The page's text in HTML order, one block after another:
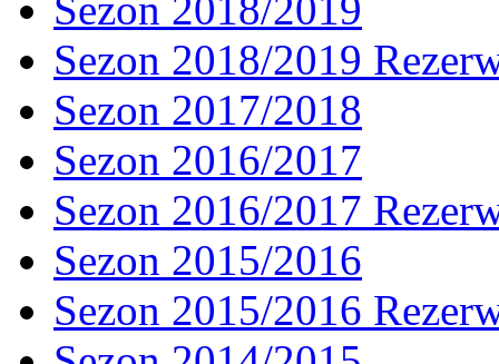
Sezon 2018/2019
Sezon 2017/2018
Sezon 2016/2017
Sezon 2016/2017
Sezon 2015/2016
Sezon 2015/2016